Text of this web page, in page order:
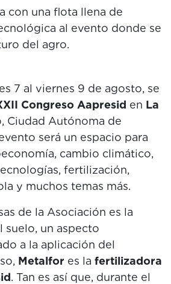
con una flota llena de
al evento donde se
del agro.
7 al viernes 9 de agosto, se
Congreso Aapresid en La
Ciudad Autónoma de
será un espacio para
cambio climático,
fertilización,
y muchos temas más.
de la Asociación es la
suelo, un aspecto
a la aplicación del
Metalfor es la fertilizadora
. Tan es así que, durante el